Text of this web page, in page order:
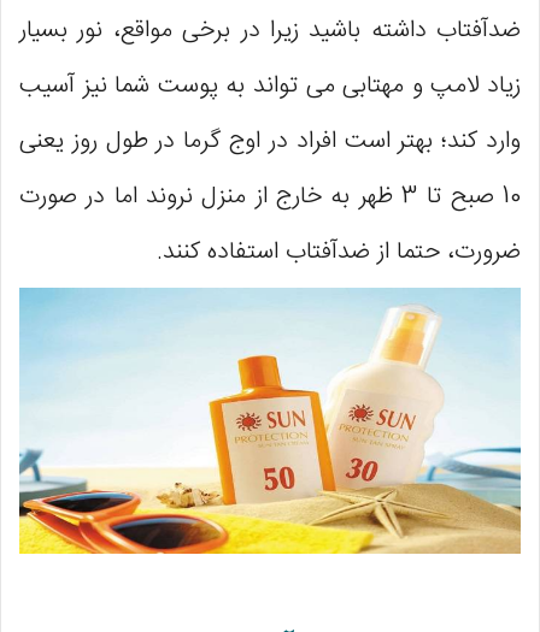
ضدآفتاب داشته باشید زیرا در برخی مواقع، نور بسیار
زیاد لامپ و مهتابی می تواند به پوست شما نیز آسیب
وارد کند؛ بهتر است افراد در اوج گرما در طول روز یعنی
10 صبح تا 3 ظهر به خارج از منزل نروند اما در صورت
ضرورت، حتما از ضدآفتاب استفاده کنند.